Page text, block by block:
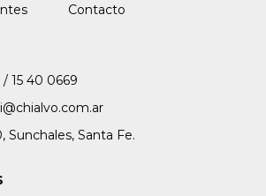
Contacto
15 40 0669
Sunchales, Santa Fe.